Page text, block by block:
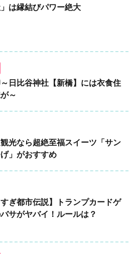
は縁結びパワー絶大
日比谷神社【新橋】には衣食住
～
光なら超絶至福スイーツ「サン
」がおすすめ
すぎ都市伝説】トランプカードゲ
サがヤバイ！ルールは？